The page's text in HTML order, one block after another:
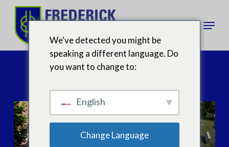
contenido
principal
Menú
Contáctenos
We've detected you might be
speaking a different language. Do
you want to change to:
English
Change Language